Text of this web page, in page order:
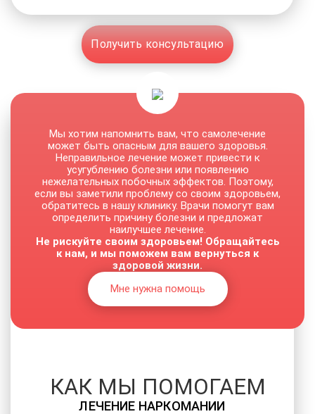
Получить консультацию
ЛЕЧЕНИЕ НАРКОМАНИИ
Мы хотим напомнить вам, что самолечение
может быть опасным для вашего здоровья.
Неправильное лечение может привести к
усугублению болезни или появлению
нежелательных побочных эффектов. Поэтому,
если вы заметили проблему со своим здоровьем,
обратитесь в нашу клинику. Врачи помогут вам
определить причину болезни и предложат
наилучшее лечение.
Не рискуйте своим здоровьем! Обращайтесь
к нам, и мы поможем вам вернуться к
здоровой жизни.
Мне нужна помощь
КАК МЫ ПОМОГАЕМ